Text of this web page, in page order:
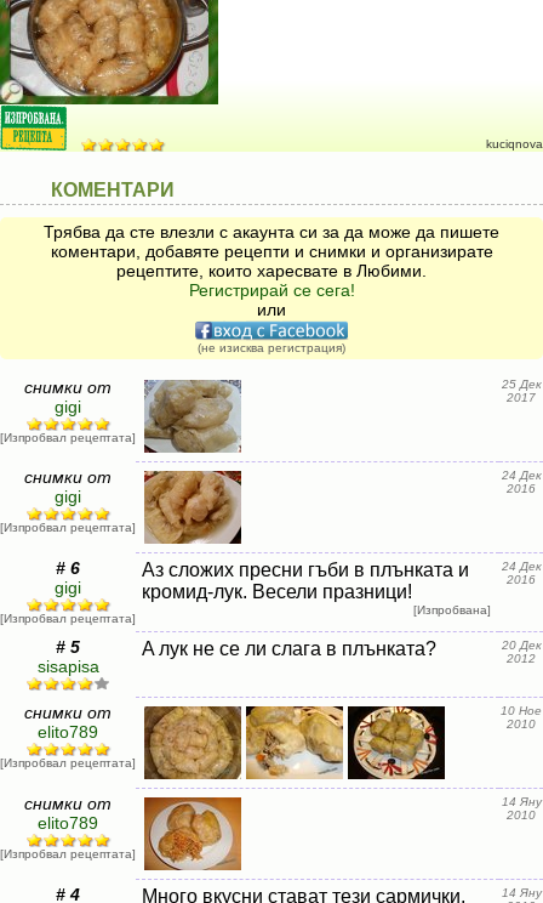
kuciqnova
КОМЕНТАРИ
Трябва да сте влезли с акаунта си за да може да пишете
коментари, добавяте рецепти и снимки и организирате
рецептите, които харесвате в Любими.
Регистрирай се сега!
или
(не изисква регистрация)
снимки от
gigi
[Изпробвал рецептата]
25 Дек
2017
снимки от
gigi
[Изпробвал рецептата]
24 Дек
2016
# 6
gigi
[Изпробвал рецептата]
Аз сложих пресни гъби в плънката и
кромид-лук. Весели празници!
[Изпробвана]
24 Дек
2016
# 5
sisapisa
A лук не се ли слага в плънката?
20 Дек
2012
снимки от
elito789
[Изпробвал рецептата]
10 Ное
2010
снимки от
elito789
[Изпробвал рецептата]
14 Яну
2010
# 4 Много вкусни стават тези сармички,
14 Яну